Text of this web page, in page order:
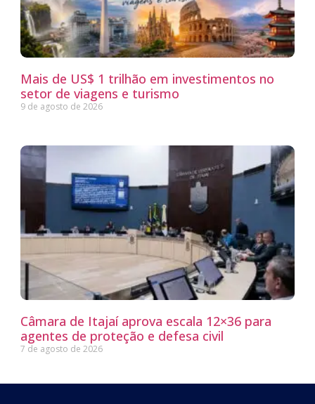
Mais de US$ 1 trilhão em investimentos no
setor de viagens e turismo
9 de agosto de 2026
Câmara de Itajaí aprova escala 12×36 para
agentes de proteção e defesa civil
7 de agosto de 2026